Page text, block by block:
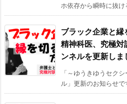
ホ依存から瞬時に抜
ブラック企業と縁
精神科医、究極
ンネルを更新しま
「～ゆうきゆうセク
ル」更新のお知らせ